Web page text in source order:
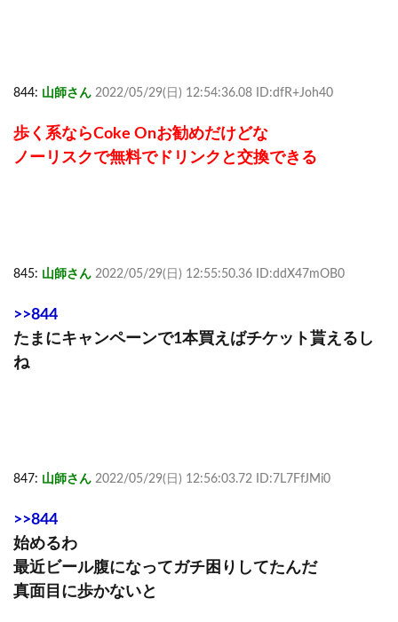
844: 山師さん 2022/05/29(日) 12:54:36.08 ID:dfR+Joh40
歩く系ならCoke Onお勧めだけどな
ノーリスクで無料でドリンクと交換できる
845: 山師さん 2022/05/29(日) 12:55:50.36 ID:ddX47mOB0
>>844
たまにキャンペーンで1本買えばチケット貰えるし
ね
847: 山師さん 2022/05/29(日) 12:56:03.72 ID:7L7FfJMi0
>>844
始めるわ
最近ビール腹になってガチ困りしてたんだ
真面目に歩かないと